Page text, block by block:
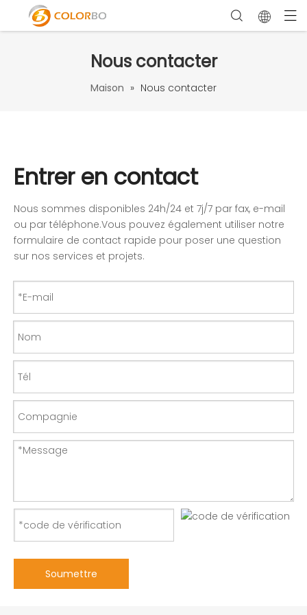
Nous contacter
Maison » Nous contacter
Entrer en contact
Nous sommes disponibles 24h/24 et 7j/7 par fax, e-mail
ou par téléphone.Vous pouvez également utiliser notre
formulaire de contact rapide pour poser une question
sur nos services et projets.
Soumettre